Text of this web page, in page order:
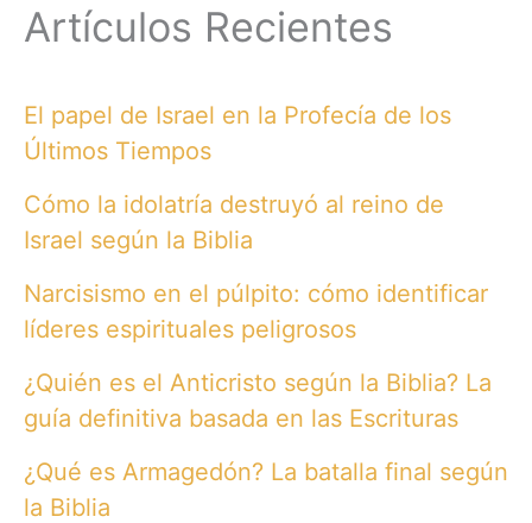
Artículos Recientes
El papel de Israel en la Profecía de los
Últimos Tiempos
Cómo la idolatría destruyó al reino de
Israel según la Biblia
Narcisismo en el púlpito: cómo identificar
líderes espirituales peligrosos
¿Quién es el Anticristo según la Biblia? La
guía definitiva basada en las Escrituras
¿Qué es Armagedón? La batalla final según
la Biblia